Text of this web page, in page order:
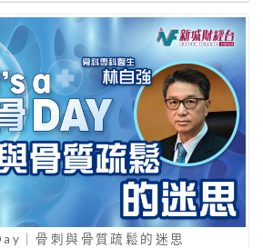
｜骨刺與骨質疏鬆的迷思